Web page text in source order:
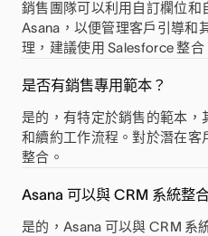
銷售團隊可以利用自訂欄位和
Asana，以便管理客戶引導和
理，建議使用 Salesforce 整合
是否有銷售專用範本？
是的，有特定於銷售的範本，
和續約工作流程。對於潛在客
整合。
Asana 可以與 CRM 系統整
是的，Asana 可以與 CRM 系